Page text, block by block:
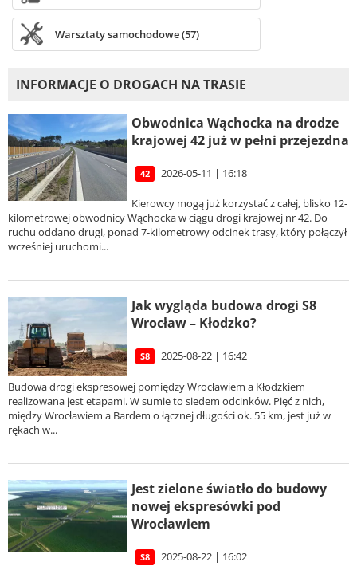
Warsztaty samochodowe (57)
INFORMACJE O DROGACH NA TRASIE
Obwodnica Wąchocka na drodze
krajowej 42 już w pełni przejezdna
42 2026-05-11 | 16:18
Kierowcy mogą już korzystać z całej, blisko 12-
kilometrowej obwodnicy Wąchocka w ciągu drogi krajowej nr 42. Do
ruchu oddano drugi, ponad 7-kilometrowy odcinek trasy, który połączył
wcześniej uruchomi...
Jak wygląda budowa drogi S8
Wrocław – Kłodzko?
S8 2025-08-22 | 16:42
Budowa drogi ekspresowej pomiędzy Wrocławiem a Kłodzkiem
realizowana jest etapami. W sumie to siedem odcinków. Pięć z nich,
między Wrocławiem a Bardem o łącznej długości ok. 55 km, jest już w
rękach w...
Jest zielone światło do budowy
nowej ekspresówki pod
Wrocławiem
S8 2025-08-22 | 16:02